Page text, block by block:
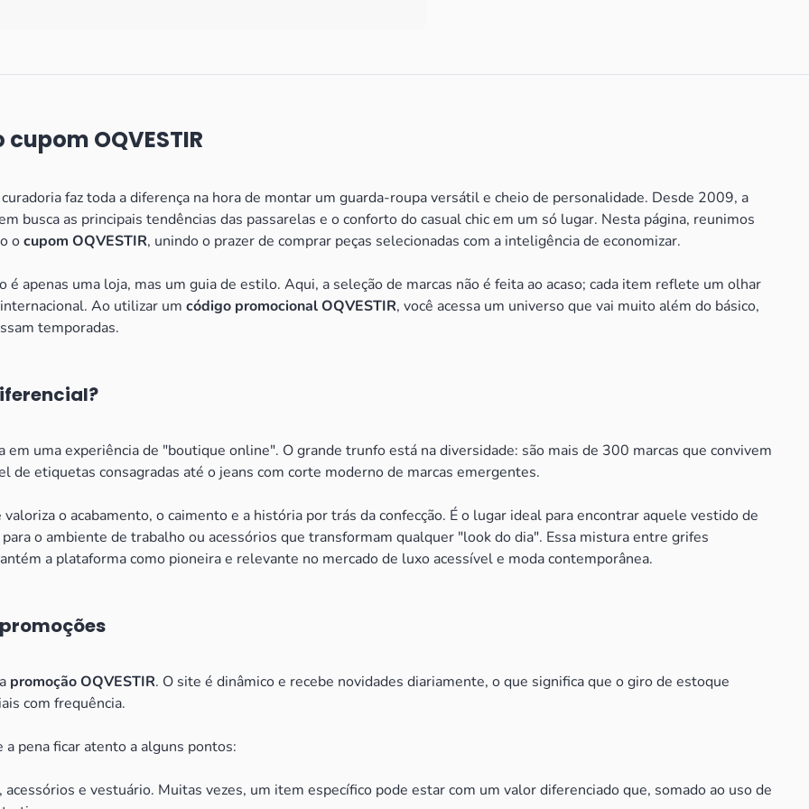
OQVESTIR
faz toda a diferença na hora de montar um guarda-roupa versátil e cheio de personalidade. Desde 2009, a
busca as principais tendências das passarelas e o conforto do casual chic em um só lugar. Nesta página, reunimos
ocupom OQVESTIR, unindo o prazer de comprar peças selecionadas com a inteligência de economizar.
apenas uma loja, mas um guia de estilo. Aqui, a seleção de marcas não é feita ao acaso; cada item reflete um olhar
Ao utilizar um código promocional OQVESTIR, você acessa um universo que vai muito além do básico,
temporadas.
uma experiência de "boutique online". O grande trunfo está na diversidade: são mais de 300 marcas que convivem
de etiquetas consagradas até o jeans com corte moderno de marcas emergentes.
o acabamento, o caimento e a história por trás da confecção. É o lugar ideal para encontrar aquele vestido de
o ambiente de trabalho ou acessórios que transformam qualquer "look do dia". Essa mistura entre grifes
a plataforma como pioneira e relevante no mercado de luxo acessível e moda contemporânea.
promoção OQVESTIR. O site é dinâmico e recebe novidades diariamente, o que significa que o giro de estoque
com frequência.
pena ficar atento a alguns pontos:
e vestuário. Muitas vezes, um item específico pode estar com um valor diferenciado que, somado ao uso de